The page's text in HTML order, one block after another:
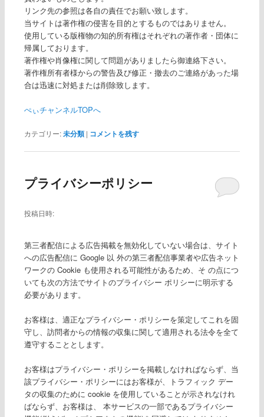
リンク先の参照は各自の責任でお願い致します。
当サイトは著作権の侵害を目的とするものではありません。
使用している版権物の知的所有権はそれぞれの著作者・団体に
帰属しております。
著作権や肖像権に関して問題がありましたら御連絡下さい。
著作権所有者様からの警告及び修正・撤去のご連絡があった場
合は迅速に対処または削除致します。
ぺぃチャンネルTOPへ
カテゴリー:未分類 | コメントを残す
プライバシーポリシー
投稿日時:
第三者配信による広告掲載を無効化していない場合は、サイト
への広告配信に Google 以 外の第三者配信事業者や広告ネット
ワークの Cookie も使用される可能性があるため、そ の点につ
いても次の方法でサイトのプライバシー ポリシーに明示する
必要があります。
お客様は、適正なプライバシー・ポリシーを策定してこれを固
守し、訪問者からの情報の収集に関して適用される法令を全て
遵守することとします。
お客様はプライバシー・ポリシーを掲載しなければならず、当
該プライバシー・ポリシーにはお客様が、トラフィック デー
タの収集のために cookie を使用していることが示されなけれ
ばならず、お客様は、 本サービスの一部であるプライバシー